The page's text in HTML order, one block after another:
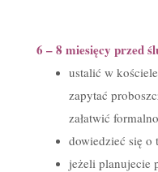
6 – 8 miesięcy przed
ustalić w
zapytać
załatwić
dowiedzieć się o
jeżeli planujecie